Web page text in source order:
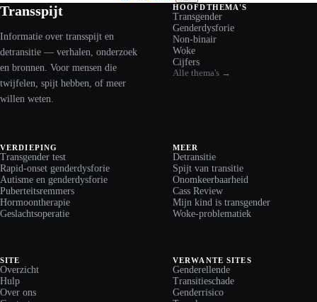
Facebook
X LinkedIn
WhatsApp
Transspijt
Informatie over transspijt en
detransitie — verhalen, onderzoek
en bronnen. Voor mensen die
twijfelen, spijt hebben, of meer
willen weten.
HOOFDTHEMA'S
Transgender
Genderdysforie
Non-binair
Woke
Cijfers
Alle thema's →
VERDIEPING
Transgender test
Rapid-onset genderdysforie
Autisme en genderdysforie
Puberteitsremmers
Hormoontherapie
Geslachtsoperatie
MEER
Detransitie
Spijt van transitie
Onomkeerbaarheid
Cass Review
Mijn kind is transgender
Woke-problematiek
SITE
Overzicht
Hulp
Over ons
VERWANTE SITES
Genderellende
Transitieschade
Genderrisico